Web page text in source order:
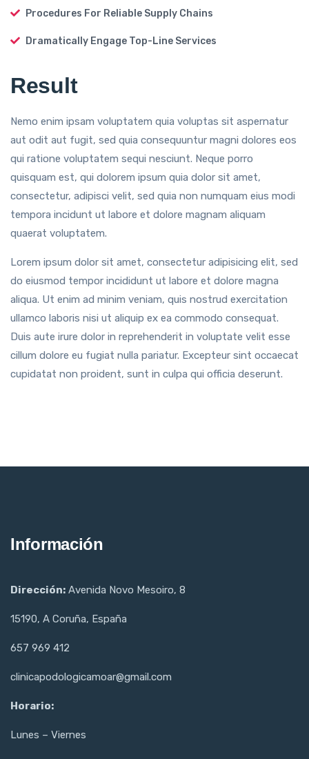
Procedures For Reliable Supply Chains
Dramatically Engage Top-Line Services
Result
Nemo enim ipsam voluptatem quia voluptas sit aspernatur
aut odit aut fugit, sed quia consequuntur magni dolores eos
qui ratione voluptatem sequi nesciunt. Neque porro
quisquam est, qui dolorem ipsum quia dolor sit amet,
consectetur, adipisci velit, sed quia non numquam eius modi
tempora incidunt ut labore et dolore magnam aliquam
quaerat voluptatem.
Lorem ipsum dolor sit amet, consectetur adipisicing elit, sed
do eiusmod tempor incididunt ut labore et dolore magna
aliqua. Ut enim ad minim veniam, quis nostrud exercitation
ullamco laboris nisi ut aliquip ex ea commodo consequat.
Duis aute irure dolor in reprehenderit in voluptate velit esse
cillum dolore eu fugiat nulla pariatur. Excepteur sint occaecat
cupidatat non proident, sunt in culpa qui officia deserunt.
Información
Dirección: Avenida Novo Mesoiro, 8
15190, A Coruña, España
657 969 412
clinicapodologicamoar@gmail.com
Horario:
Lunes – Viernes